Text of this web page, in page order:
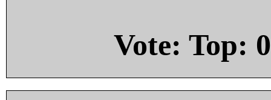
Vote: Top: 0